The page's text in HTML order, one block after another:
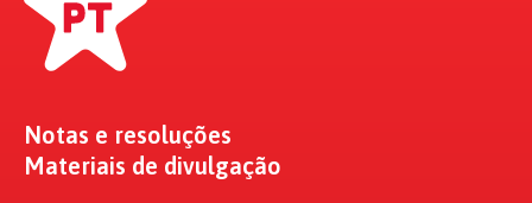
Notas e resoluções
Materiais de divulgação